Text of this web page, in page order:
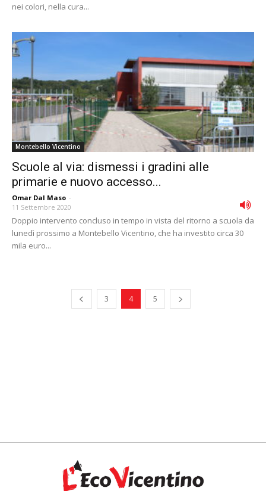
nei colori, nella cura...
Montebello Vicentino
Scuole al via: dismessi i gradini alle
primarie e nuovo accesso...
Omar Dal Maso -
11 Settembre 2020
Doppio intervento concluso in tempo in vista del ritorno a scuola da
lunedì prossimo a Montebello Vicentino, che ha investito circa 30
mila euro...
3 4 5